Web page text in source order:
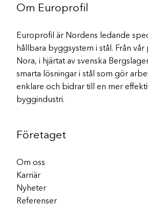
Om Europrofil
Europrofil är Nordens ledande
hållbara byggsystem i stål. Från
Nora, i hjärtat av svenska
smarta lösningar i stål som gör
enklare och bidrar till en mer
byggindustri.
Företaget
Om oss
Karriär
Nyheter
Referenser